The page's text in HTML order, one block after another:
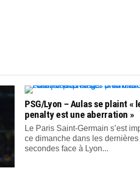
PSG/Lyon – Aulas se plaint «
penalty est une aberration »
Le Paris Saint-Germain s’est
ce dimanche dans les dernières
secondes face à Lyon...